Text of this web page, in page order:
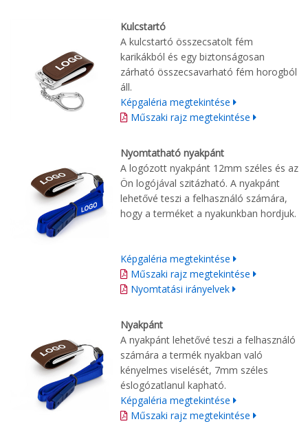
Kulcstartó
A kulcstartó összecsatolt fém
karikákból és egy biztonságosan
zárható összecsavarható fém horogból
áll.
Képgaléria megtekintése
Műszaki rajz megtekintése
Nyomtatható nyakpánt
A logózott nyakpánt 12mm széles és az
Ön logójával szitázható. A nyakpánt
lehetővé teszi a felhasználó számára,
hogy a terméket a nyakunkban hordjuk.
Képgaléria megtekintése
Műszaki rajz megtekintése
Nyomtatási irányelvek
Nyakpánt
A nyakpánt lehetővé teszi a felhasználó
számára a termék nyakban való
kényelmes viselését, 7mm széles
éslogózatlanul kapható.
Képgaléria megtekintése
Műszaki rajz megtekintése